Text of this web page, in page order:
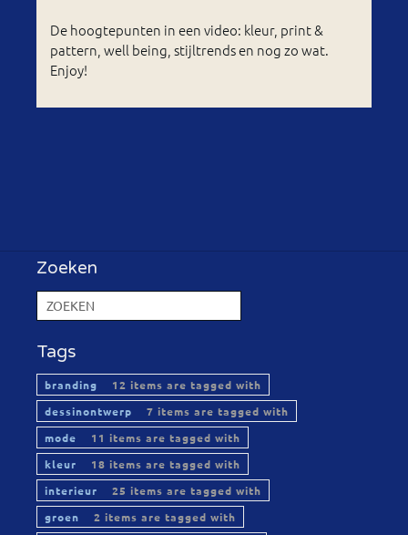
De hoogtepunten in een video: kleur, print &
pattern, well being, stijltrends en nog zo wat.
Enjoy!
Zoeken
Tags
branding
12 items are tagged with
dessinontwerp
7 items are tagged with
mode
11 items are tagged with
kleur
18 items are tagged with
interieur
25 items are tagged with
groen
2 items are tagged with